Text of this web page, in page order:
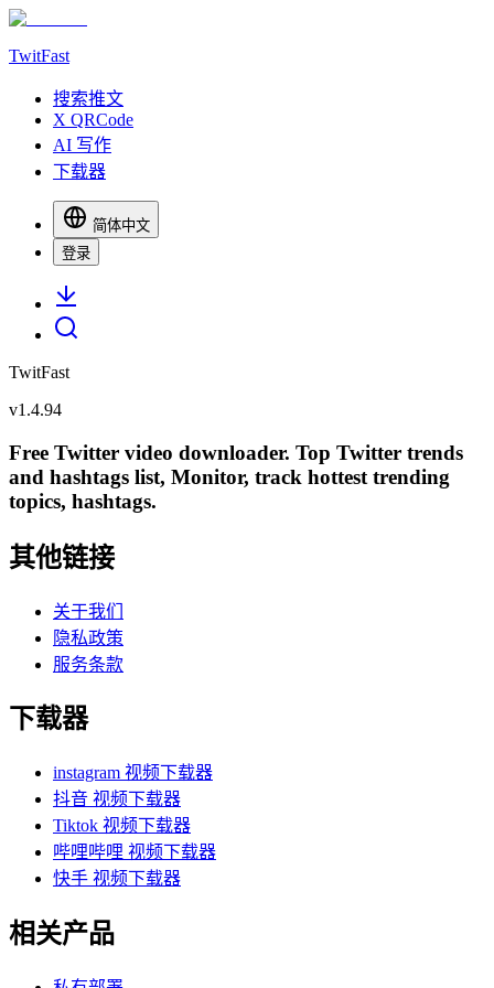
TwitFast
搜索推文
X QRCode
AI 写作
下载器
简体中文
登录
TwitFast
v1.4.94
Free Twitter video downloader. Top Twitter trends
and hashtags list, Monitor, track hottest trending
topics, hashtags.
其他链接
关于我们
隐私政策
服务条款
下载器
instagram 视频下载器
抖音 视频下载器
Tiktok 视频下载器
哔哩哔哩 视频下载器
快手 视频下载器
相关产品